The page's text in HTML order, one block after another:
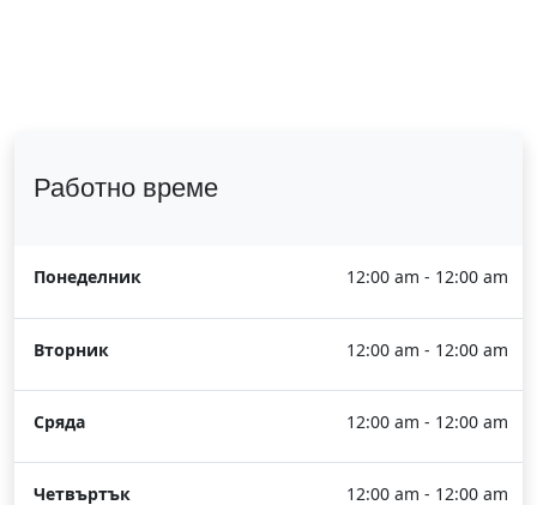
Работно време
Понеделник 12:00 am - 12:00 am
Вторник 12:00 am - 12:00 am
Сряда 12:00 am - 12:00 am
Четвъртък 12:00 am - 12:00 am